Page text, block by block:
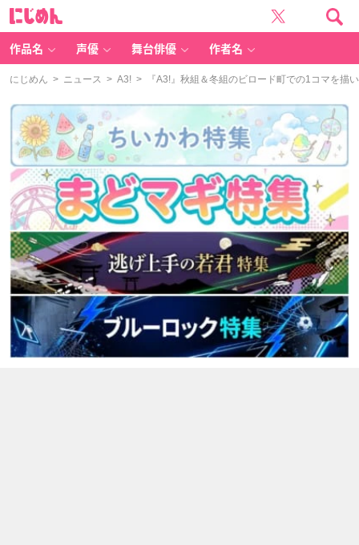
作品名 声優 舞台俳優 作者名
にじめん > ニュース > A3! > 『A3!』秋組＆冬組のビロード町での1コマを描